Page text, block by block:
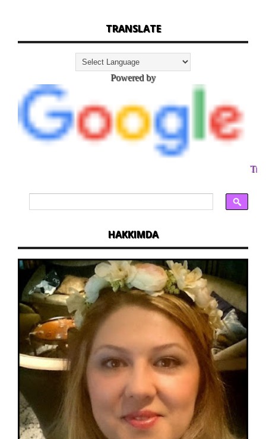
TRANSLATE
Powered by
HAKKIMDA